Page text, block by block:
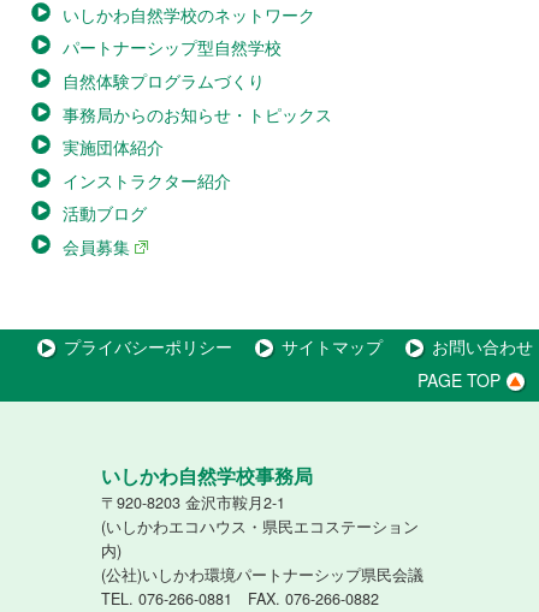
いしかわ自然学校のネットワーク
パートナーシップ型自然学校
自然体験プログラムづくり
事務局からのお知らせ・トピックス
実施団体紹介
インストラクター紹介
活動ブログ
会員募集
プライバシーポリシー サイトマップ
お問い合わせ
PAGE TOP
いしかわ自然学校事務局
〒920-8203 金沢市鞍月2-1
(いしかわエコハウス・県民エコステーション
内)
(公社)いしかわ環境パートナーシップ県民会議
TEL. 076-266-0881 FAX. 076-266-0882